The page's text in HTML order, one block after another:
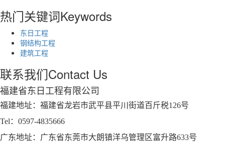
热门关键词Keywords
东日工程
钢结构工程
建筑工程
联系我们Contact Us
福建省东日工程有限公司
福建地址：福建省龙岩市武平县平川街道百斤税126号
Tel：0597-4835666
广东地址：广东省东莞市大朗镇洋乌管理区富升路633号